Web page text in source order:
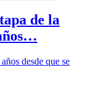
de la
desde que se